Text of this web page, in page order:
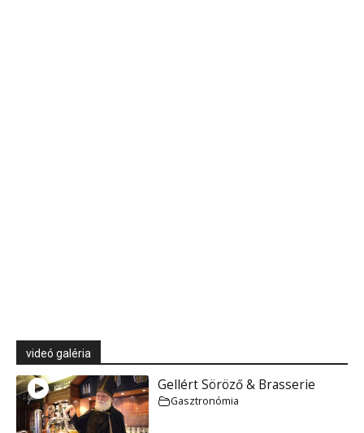
videó galéria
Gellért Söröző & Brasserie
Gasztronómia